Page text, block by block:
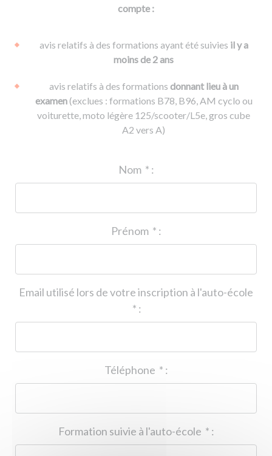
compte :
avis relatifs à des formations ayant été suivies il y a
moins de 2 ans
avis relatifs à des formations donnant lieu à un
examen(exclues : formations B78, B96, AM cyclo ou
voiturette, moto légère 125/scooter/L5e, gros cube
A2 vers A)
* :
* :
Email utilisé lors de votre inscription à l'auto-école
* :
* :
* :